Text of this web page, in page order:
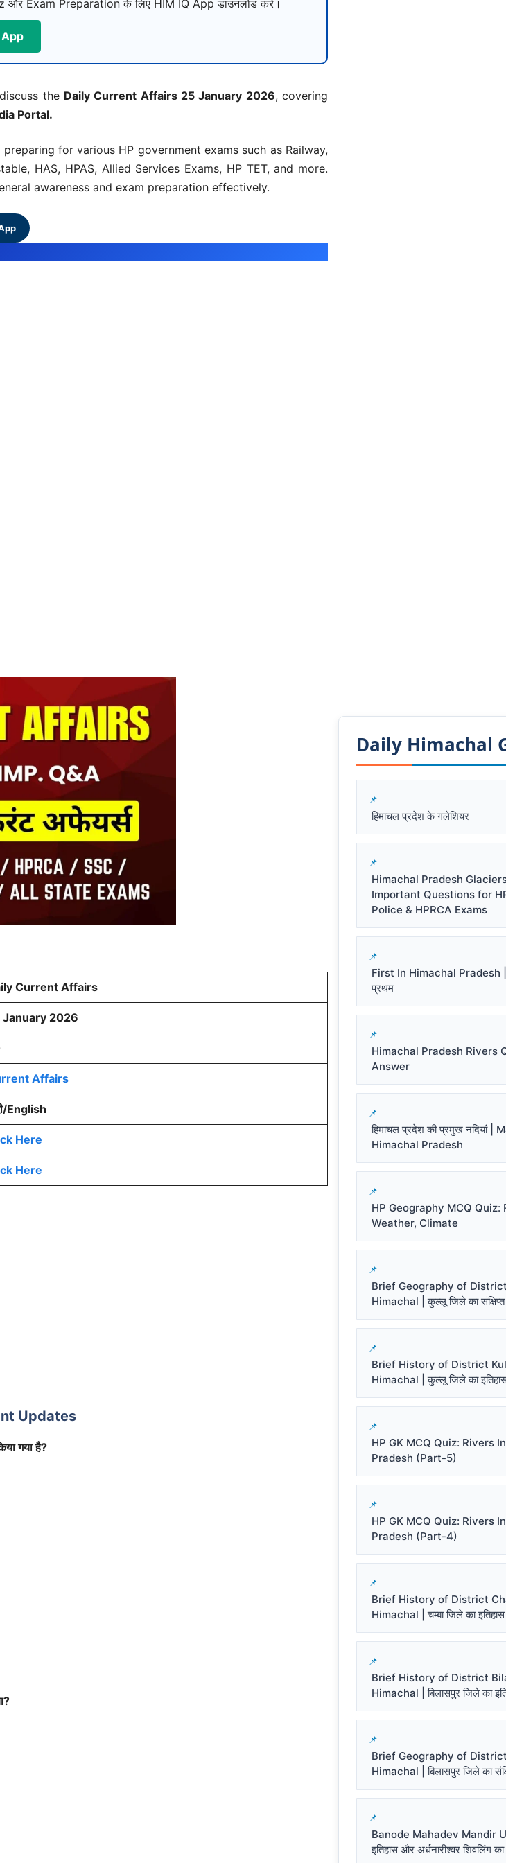
Exam Preparation के लिए HIM IQ App डाउनलोड करें।
the Daily Current Affairs 25 January 2026, covering
Portal.
for various HP government exams such as Railway,
HAS, HPAS, Allied Services Exams, HP TET, and more.
awareness and exam preparation effectively.
Current Affairs
January 2026
Affairs
English
Here
Here
Updates
गया है?
Daily Himachal
हिमाचल प्रदेश के गलेशियर
Himachal Pradesh
Important Questions for
Police & HPRCA Exams
First In Himachal Pradesh |
प्रथम
Himachal Pradesh Rivers
Answer
हिमाचल प्रदेश की प्रमुख नदियां
Himachal Pradesh
HP Geography MCQ Quiz:
Weather, Climate
Brief Geography of
Himachal | कुल्लू जिले का
Brief History of District
Himachal | कुल्लू जिले का
HP GK MCQ Quiz: Rivers
Pradesh (Part-5)
HP GK MCQ Quiz: Rivers
Pradesh (Part-4)
Brief History of District
Himachal | चम्बा जिले का इतिहास
Brief History of District
Himachal | बिलासपुर जिले का
Brief Geography of
Himachal | बिलासपुर जिले का
Banode Mahadev Mandir
इतिहास और अर्धनारीश्वर शिवलिंग